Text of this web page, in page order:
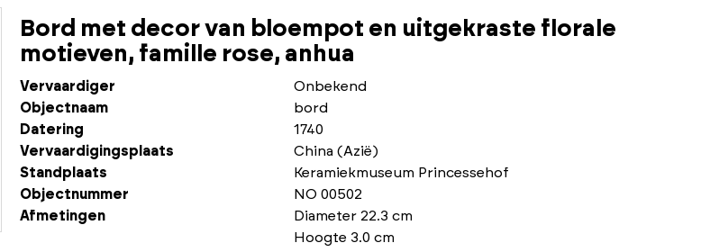
Bord met decor van bloempot en uitgekraste florale
motieven, famille rose, anhua
Vervaardiger
Onbekend
Objectnaam
bord
Datering
1740
Vervaardigingsplaats
China (Azië)
Standplaats
Keramiekmuseum Princessehof
Objectnummer
NO 00502
Afmetingen
Diameter 22.3 cm
Hoogte 3.0 cm